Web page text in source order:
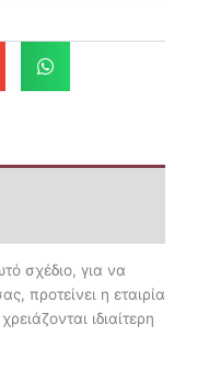
σχέδιο, για να
προτείνει η εταιρία
ιδιαίτερη